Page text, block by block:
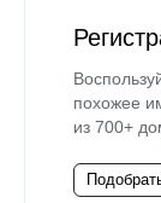
похожее
из 700+